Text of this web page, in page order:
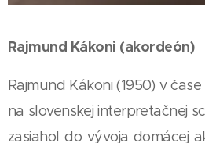
Rajmund Kákoni (akordeón)
Rajmund Kákoni (1950) v
na slovenskej interpretačnej
zasiahol do vývoja domácej